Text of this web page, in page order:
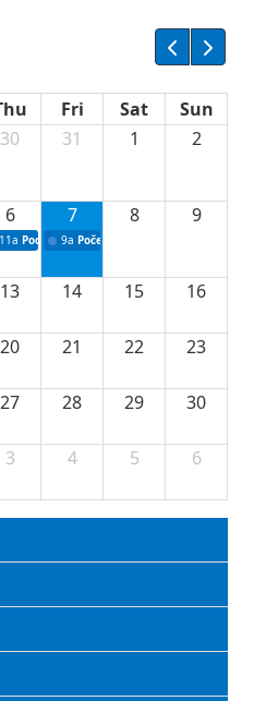
Fri Sat
Sun
ugovora sa neprofitnim
30 31 1 2
ugovora o stipendijama za
6
11a Podrška razvoju vodne infrastrukture u
7
9a Početak izgradnje nove
8 9
13 14 15 16
20 21 22 23
27 28 29 30
3 4 5 6